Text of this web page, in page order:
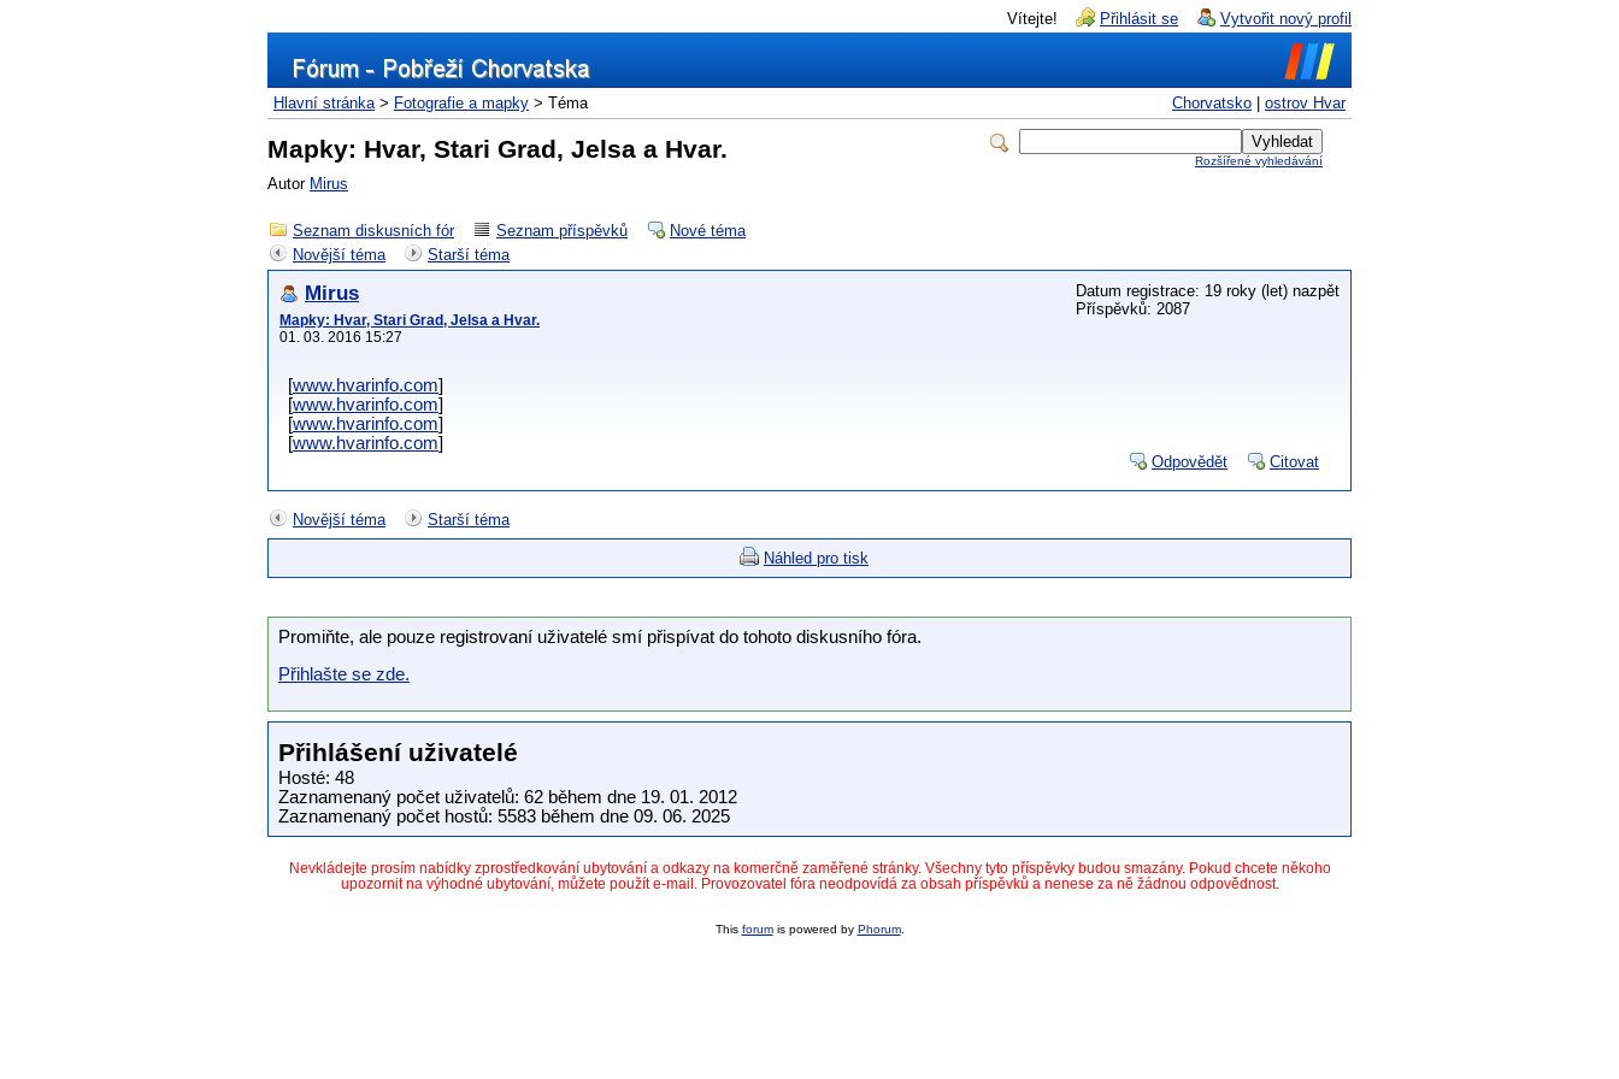
Vítejte! Přihlásit se Vytvořit nový profil
Chorvatsko ostrov Hvar
Hlavní stránka> Fotografie a mapky > Téma
Rozšířené vyhledávání
Mapky: Hvar, Stari Grad, Jelsa a Hvar.
Autor Mirus
Seznam diskusních fór Seznam příspěvků
Nové téma
Novější téma
Starší téma
Mirus
Mapky: Hvar, Stari Grad, Jelsa a Hvar.
01. 03. 2016 15:27
Datum registrace: 19 roky (let) nazpět
Příspěvků: 2087
[www.hvarinfo.com]
[www.hvarinfo.com]
[www.hvarinfo.com]
[www.hvarinfo.com]
Odpovědět Citovat
Novější téma Starší téma
Náhled pro tisk
Promiňte, ale pouze registrovaní uživatelé smí přispívat do tohoto diskusního fóra.
Přihlašte se zde.
Přihlášení uživatelé
Hosté: 48
Zaznamenaný počet uživatelů: 62 během dne 19. 01. 2012
Zaznamenaný počet hostů: 5583 během dne 09. 06. 2025
Nevkládejte prosím nabídky zprostředkování ubytování a odkazy na komerčně zaměřené stránky. Všechny tyto příspěvky budou smazány. Pokud chcete někoho
upozornit na výhodné ubytování, můžete použít e-mail. Provozovatel fóra neodpovídá za obsah příspěvků a nenese za ně žádnou odpovědnost.
This forumis powered by Phorum.